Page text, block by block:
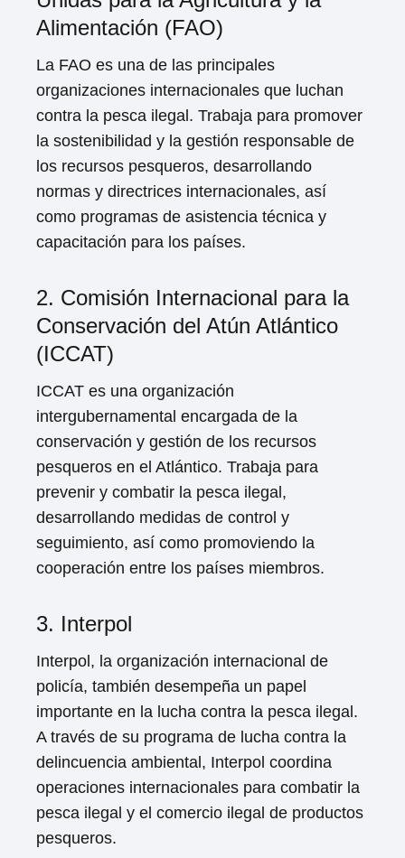
Alimentación (FAO)
La FAO es una de las principales
organizaciones internacionales que luchan
contra la pesca ilegal. Trabaja para promover
la sostenibilidad y la gestión responsable de
los recursos pesqueros, desarrollando
normas y directrices internacionales, así
como programas de asistencia técnica y
capacitación para los países.
2. Comisión Internacional para la
Conservación del Atún Atlántico
(ICCAT)
ICCAT es una organización
intergubernamental encargada de la
conservación y gestión de los recursos
pesqueros en el Atlántico. Trabaja para
prevenir y combatir la pesca ilegal,
desarrollando medidas de control y
seguimiento, así como promoviendo la
cooperación entre los países miembros.
3. Interpol
Interpol, la organización internacional de
policía, también desempeña un papel
importante en la lucha contra la pesca ilegal.
A través de su programa de lucha contra la
delincuencia ambiental, Interpol coordina
operaciones internacionales para combatir la
pesca ilegal y el comercio ilegal de productos
pesqueros.